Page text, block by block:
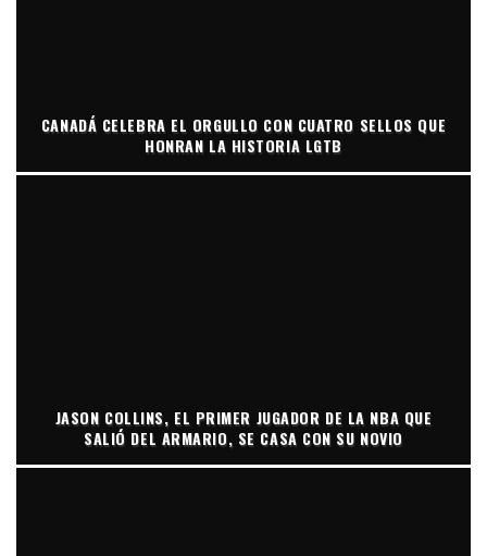
CANADÁ CELEBRA EL ORGULLO CON CUATRO SELLOS QUE
HONRAN LA HISTORIA LGTB
JASON COLLINS, EL PRIMER JUGADOR DE LA NBA QUE
SALIÓ DEL ARMARIO, SE CASA CON SU NOVIO